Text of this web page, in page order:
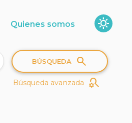
sunny
Quienes somos
BÚSQUEDA search
Búsqueda avanzada search_gear